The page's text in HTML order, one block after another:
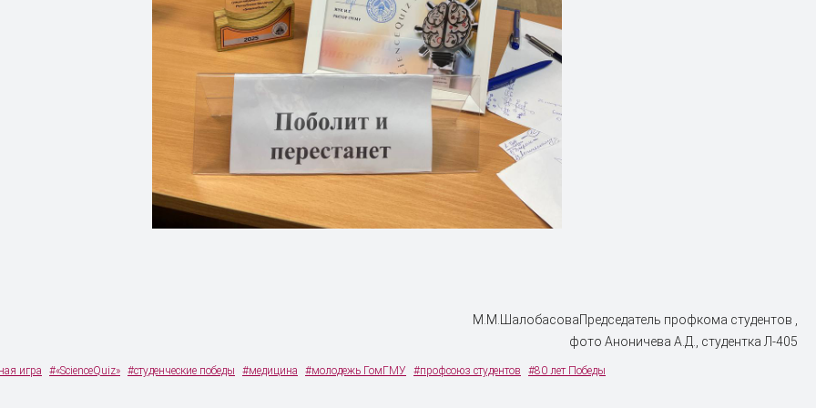
М.М.ШалобасоваПредседатель профкома студентов ,
фото Аноничева А.Д., студентка Л-405
игра #«ScienceQuiz» #студенческие победы #медицина #молодежь ГомГМУ #профсоюз студентов #80 лет Победы